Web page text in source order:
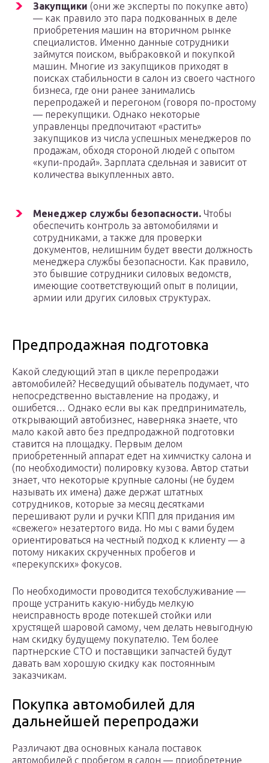
Закупщики (они же эксперты по покупке авто)
— как правило это пара подкованных в деле
приобретения машин на вторичном рынке
специалистов. Именно данные сотрудники
займутся поиском, выбраковкой и покупкой
машин. Многие из закупщиков приходят в
поисках стабильности в салон из своего частного
бизнеса, где они ранее занимались
перепродажей и перегоном (говоря по-простому
— перекупщики. Однако некоторые
управленцы предпочитают «растить»
закупщиков из числа успешных менеджеров по
продажам, обходя стороной людей с опытом
«купи-продай». Зарплата сдельная и зависит от
количества выкупленных авто.
Менеджер службы безопасности. Чтобы
обеспечить контроль за автомобилями и
сотрудниками, а также для проверки
документов, нелишним будет ввести должность
менеджера службы безопасности. Как правило,
это бывшие сотрудники силовых ведомств,
имеющие соответствующий опыт в полиции,
армии или других силовых структурах.
Предпродажная подготовка
Какой следующий этап в цикле перепродажи
автомобилей? Несведущий обыватель подумает, что
непосредственно выставление на продажу, и
ошибется… Однако если вы как предприниматель,
открывающий автобизнес, наверняка знаете, что
мало какой авто без предпродажной подготовки
ставится на площадку. Первым делом
приобретенный аппарат едет на химчистку салона и
(по необходимости) полировку кузова. Автор статьи
знает, что некоторые крупные салоны (не будем
называть их имена) даже держат штатных
сотрудников, которые за месяц десятками
перешивают рули и ручки КПП для придания им
«свежего» незатертого вида. Но мы с вами будем
ориентироваться на честный подход к клиенту — а
потому никаких скрученных пробегов и
«перекупских» фокусов.
По необходимости проводится техобслуживание —
проще устранить какую-нибудь мелкую
неисправность вроде потекшей стойки или
хрустящей шаровой самому, чем делать невыгодную
нам скидку будущему покупателю. Тем более
партнерские СТО и поставщики запчастей будут
давать вам хорошую скидку как постоянным
заказчикам.
Покупка автомобилей для
дальнейшей перепродажи
Различают два основных канала поставок
автомобилей с пробегом в салон — приобретение